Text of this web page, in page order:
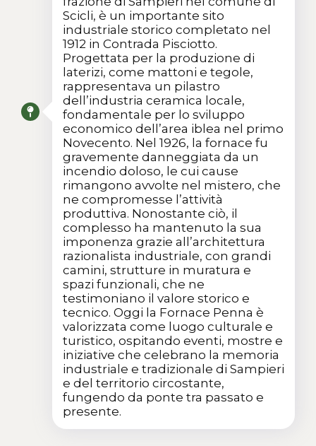
Scicli, è un importante sito
industriale storico completato nel
1912 in Contrada Pisciotto.
Progettata per la produzione di
laterizi, come mattoni e tegole,
rappresentava un pilastro
dell’industria ceramica locale,
fondamentale per lo sviluppo
economico dell’area iblea nel primo
Novecento. Nel 1926, la fornace fu
gravemente danneggiata da un
incendio doloso, le cui cause
rimangono avvolte nel mistero, che
ne compromesse l’attività
produttiva. Nonostante ciò, il
complesso ha mantenuto la sua
imponenza grazie all’architettura
razionalista industriale, con grandi
camini, strutture in muratura e
spazi funzionali, che ne
testimoniano il valore storico e
tecnico. Oggi la Fornace Penna è
valorizzata come luogo culturale e
turistico, ospitando eventi, mostre e
iniziative che celebrano la memoria
industriale e tradizionale di Sampieri
e del territorio circostante,
fungendo da ponte tra passato e
presente.